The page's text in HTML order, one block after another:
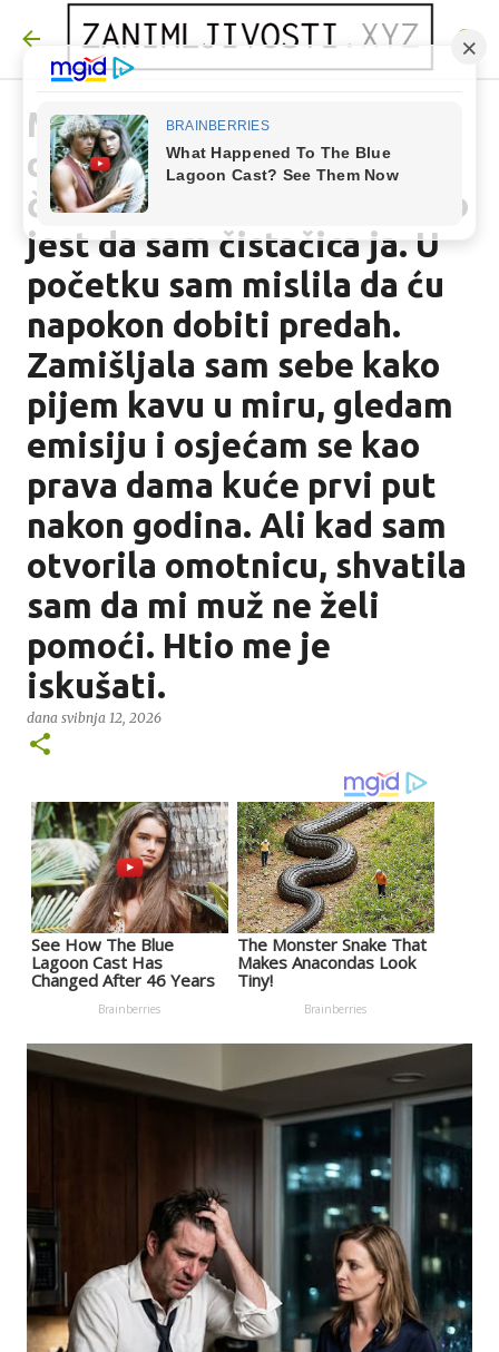
Preskoči na glavni sadržaj
Muž mi je svaki tjedan
davao novac da platim
čistačicu. Ono što nije znao
jest da sam čistačica ja. U
početku sam mislila da ću
napokon dobiti predah.
Zamišljala sam sebe kako
pijem kavu u miru, gledam
emisiju i osjećam se kao
prava dama kuće prvi put
nakon godina. Ali kad sam
otvorila omotnicu, shvatila
sam da mi muž ne želi
pomoći. Htio me je
iskušati.
dana svibnja 12, 2026
See How The Blue
Lagoon Cast Has
Changed After 46 Years
Brainberries
The Monster Snake That
Makes Anacondas Look
Tiny!
Brainberries